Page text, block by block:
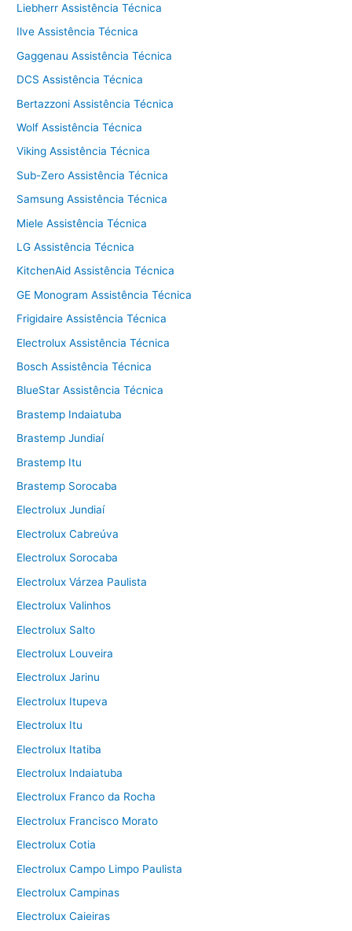
Liebherr Assistência Técnica
Ilve Assistência Técnica
Gaggenau Assistência Técnica
DCS Assistência Técnica
Bertazzoni Assistência Técnica
Wolf Assistência Técnica
Viking Assistência Técnica
Sub-Zero Assistência Técnica
Samsung Assistência Técnica
Miele Assistência Técnica
LG Assistência Técnica
KitchenAid Assistência Técnica
GE Monogram Assistência Técnica
Frigidaire Assistência Técnica
Electrolux Assistência Técnica
Bosch Assistência Técnica
BlueStar Assistência Técnica
Brastemp Indaiatuba
Brastemp Jundiaí
Brastemp Itu
Brastemp Sorocaba
Electrolux Jundiaí
Electrolux Cabreúva
Electrolux Sorocaba
Electrolux Várzea Paulista
Electrolux Valinhos
Electrolux Salto
Electrolux Louveira
Electrolux Jarinu
Electrolux Itupeva
Electrolux Itu
Electrolux Itatiba
Electrolux Indaiatuba
Electrolux Franco da Rocha
Electrolux Francisco Morato
Electrolux Cotia
Electrolux Campo Limpo Paulista
Electrolux Campinas
Electrolux Caieiras